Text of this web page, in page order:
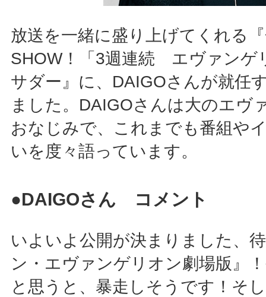
放送を一緒に盛り上げてくれる
SHOW！「3週連続 エヴァンゲ
サダー』に、DAIGOさんが就任
ました。DAIGOさんは大のエヴ
おなじみで、これまでも番組や
いを度々語っています。
●DAIGOさん コメント
いよいよ公開が決まりました、
ン・エヴァンゲリオン劇場版』
と思うと、暴走しそうです！そ